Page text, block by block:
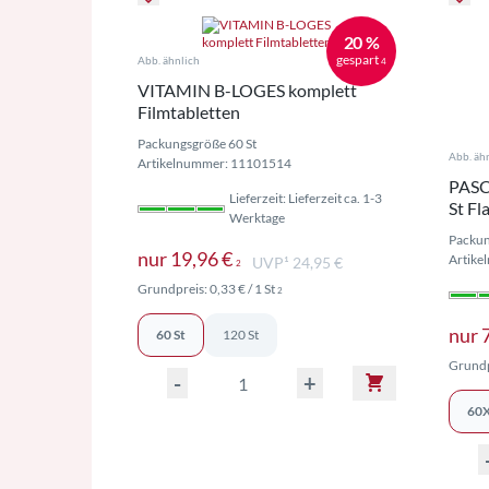
20 %
gespart 4
Abb. ähnlich
VITAMIN B-LOGES komplett
Filmtabletten
Packungsgröße 60 St
Artikelnummer: 11101514
Lieferzeit: Lieferzeit ca. 1-3
Werktage
nur 19,96 € 2 Preise inkl. MwSt. ggf. zzgl.
UVP¹ 24,95 €
Grundpreis:0,33 €/ 1 St 2 Preise inkl. MwSt. ggf. zzgl. Versand
60 St 120 St
- +
Abb.
St
nur